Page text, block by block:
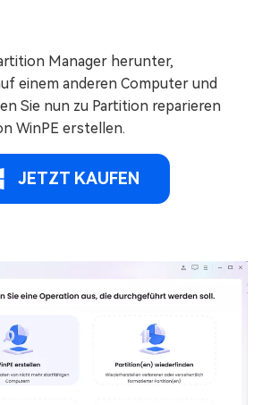
Manager herunter,
einem anderen Computer und
Sie nun zu Partition reparieren
WinPE erstellen.
JETZT KAUFEN